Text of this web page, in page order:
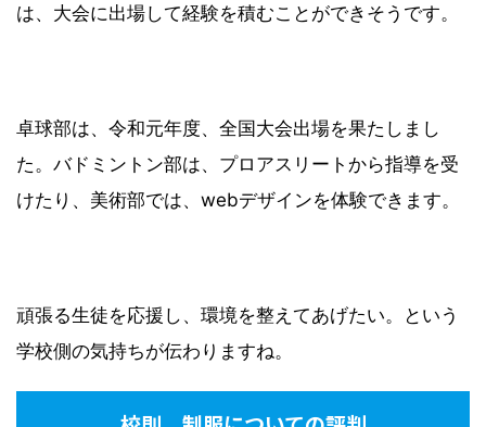
は、大会に出場して経験を積むことができそうです。
卓球部は、令和元年度、全国大会出場を果たしまし
た。バドミントン部は、プロアスリートから指導を受
けたり、美術部では、webデザインを体験できます。
頑張る生徒を応援し、環境を整えてあげたい。という
学校側の気持ちが伝わりますね。